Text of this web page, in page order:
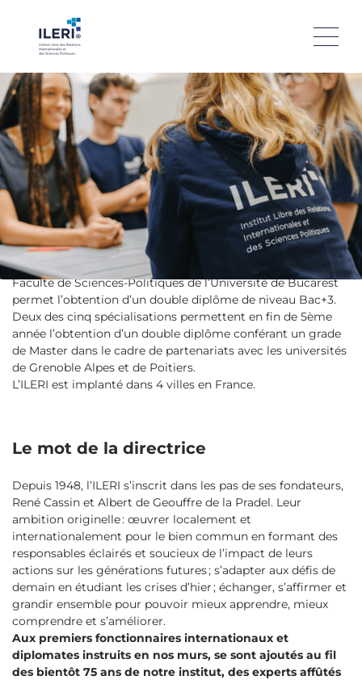
« On peut, avec profit, penser librement le monde. »
L’ILERI, l’Institut Libre des Relations Internationales et
des Sciences Politiques
propose une formation
pluridisciplinaire ainsi que des spécialisations pointues dans
les domaines de la défense, de la cybersécurité et la gestion
des risques, des affaires publiques européennes et
internationales, des relations internationales et du
cyberespace, de l’intelligence économique et stratégique
internationale.
Le cursus de l’ILERI comprend un premier cycle de 3 ans et
un second de 2 ans qui conduit à la délivrance d’un titre
RNCP de niveau 7 reconnu par l’Etat. Un partenariat avec la
Faculté de Sciences-Politiques de l’Université de Bucarest
permet l’obtention d’un double diplôme de niveau Bac+3.
Deux des cinq spécialisations permettent en fin de 5ème
année l’obtention d’un double diplôme conférant un grade
de Master dans le cadre de partenariats avec les universités
de Grenoble Alpes et de Poitiers.
L’ILERI est implanté dans 4 villes en France.
Le mot de la directrice
Depuis 1948, l’ILERI s’inscrit dans les pas de ses fondateurs,
René Cassin et Albert de Geouffre de la Pradel. Leur
ambition originelle : œuvrer localement et
internationalement pour le bien commun en formant des
responsables éclairés et soucieux de l’impact de leurs
actions sur les générations futures ; s’adapter aux défis de
demain en étudiant les crises d’hier ; échanger, s’affirmer et
grandir ensemble pour pouvoir mieux apprendre, mieux
comprendre et s’améliorer.
Aux premiers fonctionnaires internationaux et
diplomates instruits en nos murs, se sont ajoutés au fil
des bientôt 75 ans de notre institut, des experts affûtés